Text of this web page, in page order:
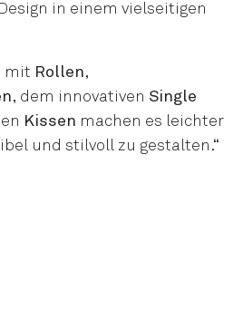
in einem vielseitigen
mit Rollen,
, dem innovativen Single
Kissen machen es leichter
und stilvoll zu gestalten.“